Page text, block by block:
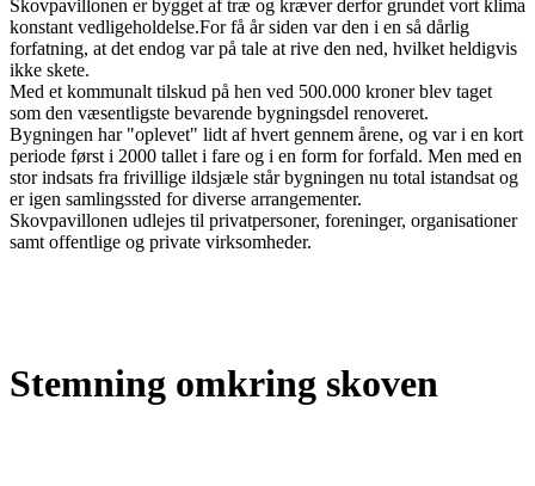
Skovpavillonen er bygget af træ og kræver derfor grundet vort klima
konstant vedligeholdelse.For få år siden var den i en så dårlig
forfatning, at det endog var på tale at rive den ned, hvilket heldigvis
ikke skete.
Med et kommunalt tilskud på hen ved 500.000 kroner blev taget
som den væsentligste bevarende bygningsdel renoveret.
Bygningen har "oplevet" lidt af hvert gennem årene, og var i en kort
periode først i 2000 tallet i fare og i en form for forfald. Men med en
stor indsats fra frivillige ildsjæle står bygningen nu total istandsat og
er igen samlingssted for diverse arrangementer.
Skovpavillonen udlejes til privatpersoner, foreninger, organisationer
samt offentlige og private virksomheder.
Stemning omkring skoven